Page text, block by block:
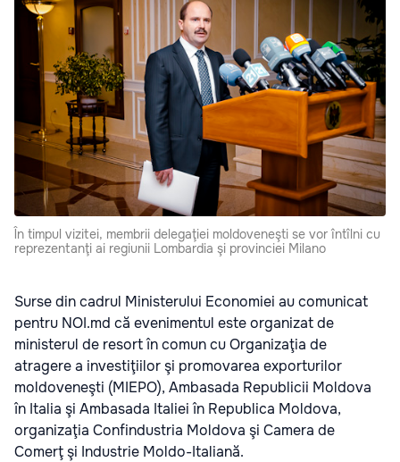
În timpul vizitei, membrii delegaţiei moldoveneşti se vor întîlni cu
reprezentanţi ai regiunii Lombardia şi provinciei Milano
Surse din cadrul Ministerului Economiei au comunicat
pentru NOI.md că evenimentul este organizat de
ministerul de resort în comun cu Organizaţia de
atragere a investiţiilor şi promovarea exporturilor
moldoveneşti (MIEPO), Ambasada Republicii Moldova
în Italia şi Ambasada Italiei în Republica Moldova,
organizaţia Confindustria Moldova şi Camera de
Comerţ şi Industrie Moldo-Italiană.